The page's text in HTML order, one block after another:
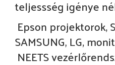
teljessség igénye
Epson projektorok,
SAMSUNG, LG,
NEETS